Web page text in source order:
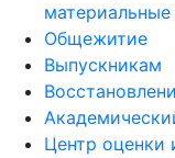
Общежитие
Выпускникам
Центр оценки